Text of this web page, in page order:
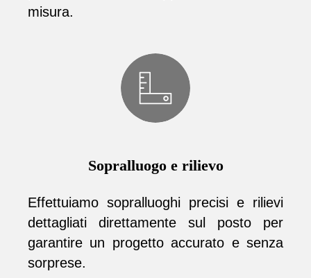
misura.
Sopralluogo e rilievo
Effettuiamo sopralluoghi precisi e rilievi
dettagliati direttamente sul posto per
garantire un progetto accurato e senza
sorprese.